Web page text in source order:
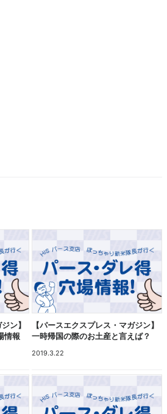
ン】
情報
【パースエクスプレス・マガジン】
一時帰国の際のお土産と言えば？
2019.3.22